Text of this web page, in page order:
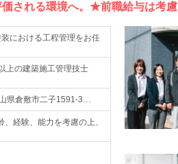
価される環境へ。★前職給与は考慮
における工程管理をお任
上の建築施工管理技士
県倉敷市二子1591-3…
経験、能力を考慮の上、